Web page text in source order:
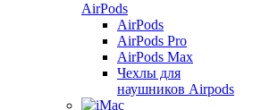
AirPods
AirPods
AirPods Pro
AirPods Max
Чехлы для
наушников Airpods